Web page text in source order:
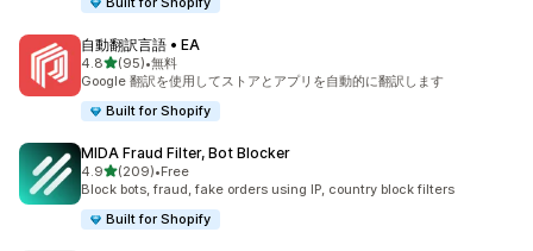
自動翻訳言語 • EA
4.85つ星中
(95)
合計レビュー数：95件
•無料
Google 翻訳を使用してストアとアプリを自動的に翻訳します
Built for Shopify
MIDA Fraud Filter, Bot Blocker
4.95つ星中
(209)
合計レビュー数：209件
•Free
Block bots, fraud, fake orders using IP, country block filters
Built for Shopify